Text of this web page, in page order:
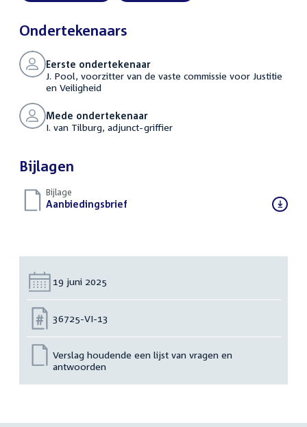
Ondertekenaars
Eerste ondertekenaar
J. Pool, voorzitter van de vaste commissie voor Justitie
en Veiligheid
Mede ondertekenaar
I. van Tilburg, adjunct-griffier
Bijlagen
Bijlage
Download
Aanbiedingsbrief
Datum:
19 juni 2025
Nummer:
36725-VI-13
Verslag houdende een lijst van vragen en
antwoorden